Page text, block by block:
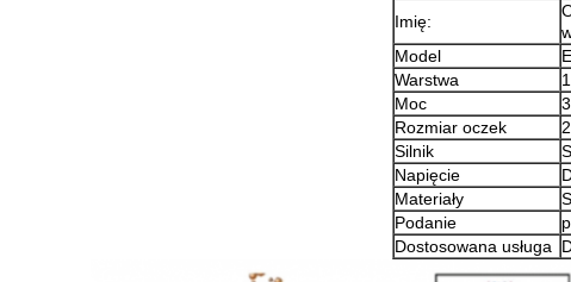
Imię:
Model
Warstwa
Moc
Rozmiar oczek
Silnik
Napięcie
Materiały
Podanie
Dostosowana usługa